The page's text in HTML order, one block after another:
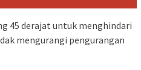
45 derajat untuk menghindari
mengurangi pengurangan